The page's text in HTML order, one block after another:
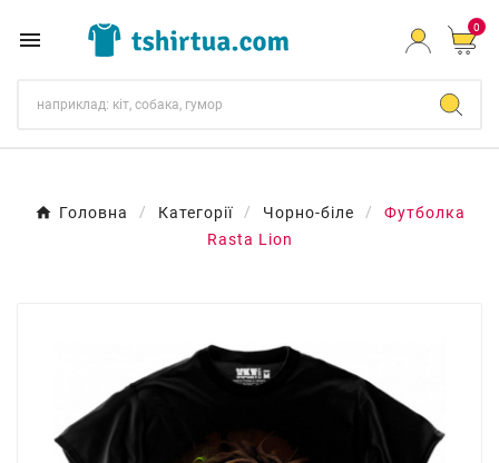
 0
Головна Категорії Чорно-біле
Футболка
Rasta Lion